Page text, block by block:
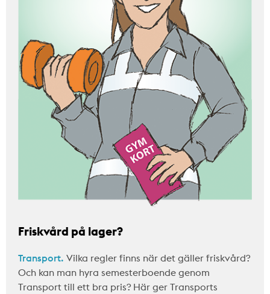
Friskvård på lager?
Transport. Vilka regler finns när det gäller friskvård?
Och kan man hyra semesterboende genom
Transport till ett bra pris? Här ger Transports